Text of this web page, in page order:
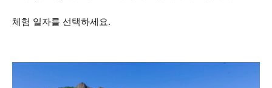
체험 일자를 선택하세요.